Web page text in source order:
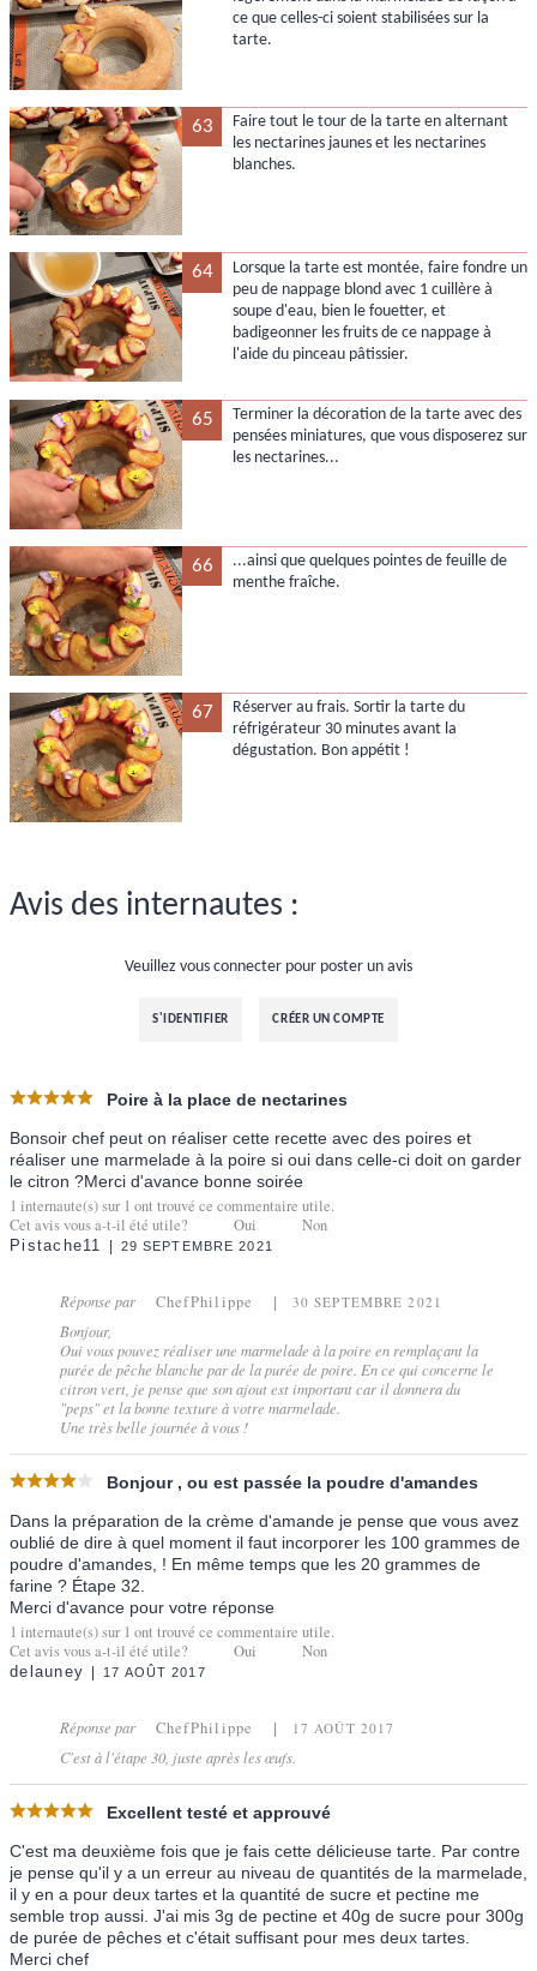
ce que celles-ci soient stabilisées sur la
tarte.
63
Faire tout le tour de la tarte en alternant
les nectarines jaunes et les nectarines
blanches.
64
Lorsque la tarte est montée, faire fondre un
peu de nappage blond avec 1 cuillère à
soupe d'eau, bien le fouetter, et
badigeonner les fruits de ce nappage à
l'aide du pinceau pâtissier.
65
Terminer la décoration de la tarte avec des
pensées miniatures, que vous disposerez sur
les nectarines...
66
...ainsi que quelques pointes de feuille de
menthe fraîche.
67
Réserver au frais. Sortir la tarte du
réfrigérateur 30 minutes avant la
dégustation. Bon appétit !
Avis des internautes :
Veuillez vous connecter pour poster un avis
S'IDENTIFIER CRÉER UN COMPTE
Poire à la place de nectarines
Bonsoir chef peut on réaliser cette recette avec des poires et
réaliser une marmelade à la poire si oui dans celle-ci doit on garder
le citron ?Merci d'avance bonne soirée
1 internaute(s) sur 1 ont trouvé ce commentaire utile.
Cet avis vous a-t-il été utile?
Oui Non
Pistache11 29 SEPTEMBRE 2021
Réponse par ChefPhilippe 30 SEPTEMBRE 2021
Bonjour,
Oui vous pouvez réaliser une marmelade à la poire en remplaçant la
purée de pêche blanche par de la purée de poire. En ce qui concerne le
citron vert, je pense que son ajout est important car il donnera du
"peps" et la bonne texture à votre marmelade.
Une très belle journée à vous !
Bonjour , ou est passée la poudre d'amandes
Dans la préparation de la crème d'amande je pense que vous avez
oublié de dire à quel moment il faut incorporer les 100 grammes de
poudre d'amandes, ! En même temps que les 20 grammes de
farine ? Étape 32.
Merci d'avance pour votre réponse
1 internaute(s) sur 1 ont trouvé ce commentaire utile.
Cet avis vous a-t-il été utile?
Oui Non
delauney 17 AOÛT 2017
Réponse par ChefPhilippe 17 AOÛT 2017
C'est à l'étape 30, juste après les œufs.
Excellent testé et approuvé
C'est ma deuxième fois que je fais cette délicieuse tarte. Par contre
je pense qu'il y a un erreur au niveau de quantités de la marmelade,
il y en a pour deux tartes et la quantité de sucre et pectine me
semble trop aussi. J'ai mis 3g de pectine et 40g de sucre pour 300g
de purée de pêches et c'était suffisant pour mes deux tartes.
Merci chef